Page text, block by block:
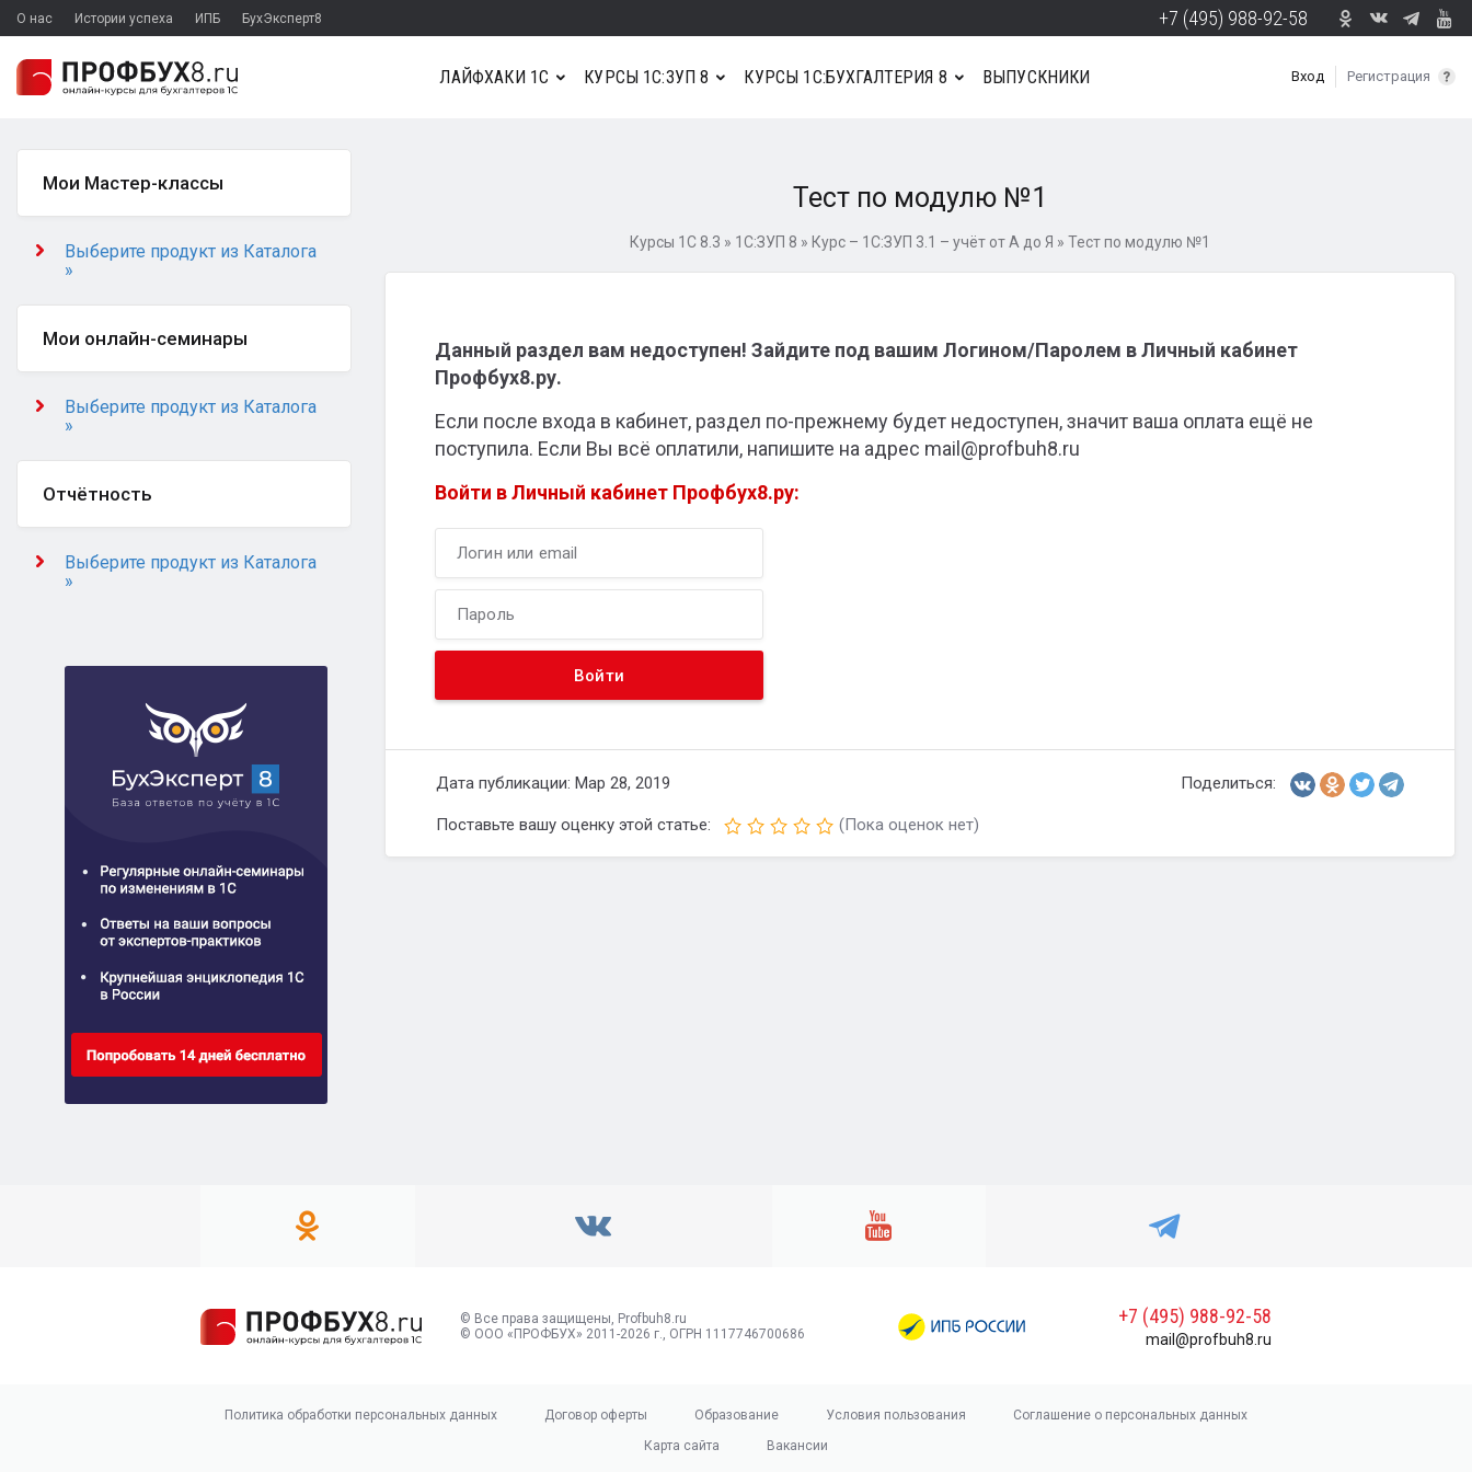
О нас Истории успеха ИПБ БухЭксперт8 +7 (495) 988-92-58
Вход Регистрация
ЛАЙФХАКИ 1С КУРСЫ 1С:ЗУП 8 КУРСЫ 1С:БУХГАЛТЕРИЯ 8 ВЫПУСКНИКИ
Тест по модулю №1
Курсы 1С 8.3 » 1С:ЗУП 8 » Курс – 1С:ЗУП 3.1 – учёт от А до Я » Тест по модулю №1
Данный раздел вам недоступен! Зайдите под вашим Логином/Паролем в Личный кабинет
Профбух8.ру.
Если после входа в кабинет, раздел по-прежнему будет недоступен, значит ваша оплата ещё не
поступила. Если Вы всё оплатили, напишите на адрес mail@profbuh8.ru
Войти в Личный кабинет Профбух8.ру:
Дата публикации: Мар 28, 2019 Поделиться:
Поставьте вашу оценку этой статье: (Пока оценок нет)
Мои Мастер-классы
Выберите продукт из Каталога
»
Мои онлайн-семинары
Выберите продукт из Каталога
»
Отчётность
Выберите продукт из Каталога
»
© Все права защищены, Profbuh8.ru
© ООО «ПРОФБУХ» 2011-2026 г., ОГРН 1117746700686
+7 (495) 988-92-58
mail@profbuh8.ru
Политика обработки персональных данных Договор оферты Образование Условия пользования
Соглашение о персональных данных
Карта сайта
Вакансии